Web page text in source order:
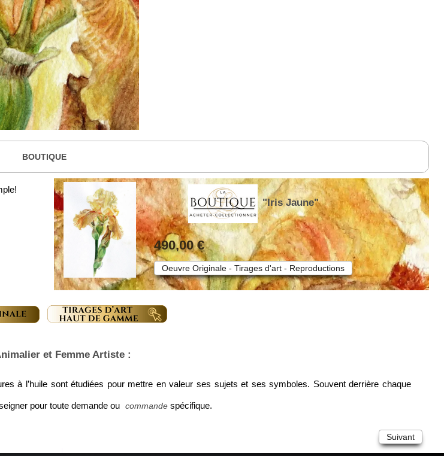
BOUTIQUE
"Iris Jaune"
490,00 €
Oeuvre Originale - Tirages d'art - Reproductions
et Femme Artiste :
à l’huile sont étudiées pour mettre en valeur ses sujets et ses symboles. Souvent derrière chaque
pour toute demande ou commande spécifique.
Suivant